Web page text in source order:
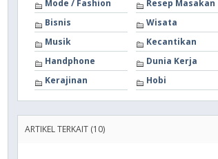
Mode / Fashion
Resep Masakan
Bisnis
Wisata
Musik
Kecantikan
Handphone
Dunia Kerja
Kerajinan
Hobi
ARTIKEL TERKAIT (10)